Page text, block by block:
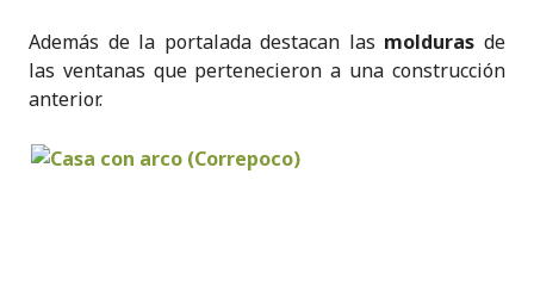
Además de la portalada destacan las molduras de
las ventanas que pertenecieron a una construcción
anterior.